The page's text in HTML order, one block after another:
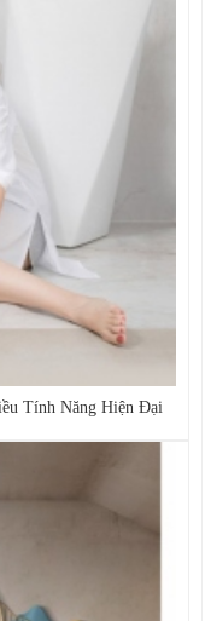
Tính Năng Hiện Đại